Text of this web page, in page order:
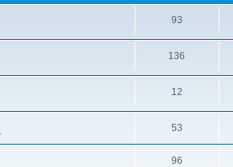
93
136
12
53
96